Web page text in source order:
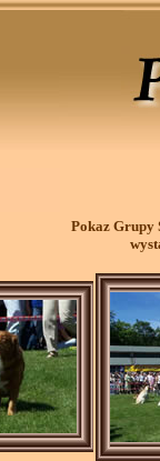
Pokaz Grupy